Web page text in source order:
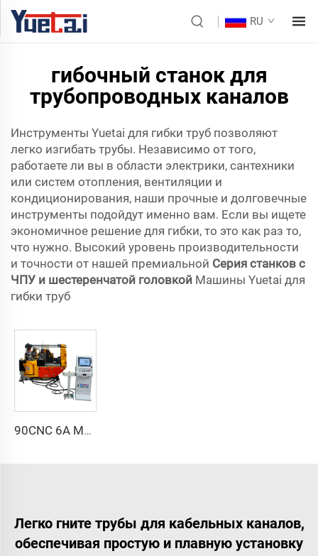
RU
гибочный станок для
трубопроводных каналов
Инструменты Yuetai для гибки труб позволяют
легко изгибать трубы. Независимо от того,
работаете ли вы в области электрики, сантехники
или систем отопления, вентиляции и
кондиционирования, наши прочные и долговечные
инструменты подойдут именно вам. Если вы ищете
экономичное решение для гибки, то это как раз то,
что нужно. Высокий уровень производительности
и точности от нашей премиальной Серия станков с
ЧПУ и шестеренчатой головкой Машины Yuetai для
гибки труб
90CNC 6A MS CNC трубогибочный станок, чугунная квадратная трубогибочная машина с двигателем для алюминия и нержавеющей латунной трубы
Легко гните трубы для кабельных каналов,
обеспечивая простую и плавную установку